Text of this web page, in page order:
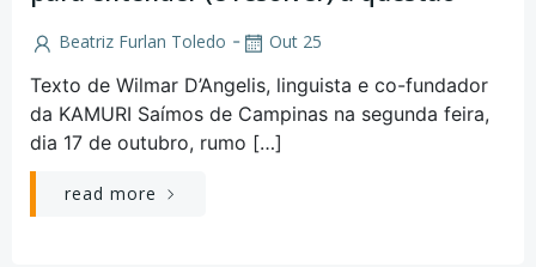
Beatriz Furlan Toledo - Out 25
Texto de Wilmar D’Angelis, linguista e co-fundador
da KAMURI Saímos de Campinas na segunda feira,
dia 17 de outubro, rumo […]
read more